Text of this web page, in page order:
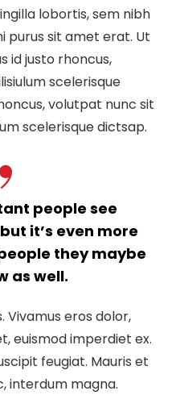
lobortis, sem nibh
purus sit amet erat. Ut
id justo rhoncus,
scelerisque
volutpat nunc sit
scelerisque dictsap.
people see
it’s even more
they maybe
as well.
Vivamus eros dolor,
euismod imperdiet ex.
feugiat. Mauris et
interdum magna.